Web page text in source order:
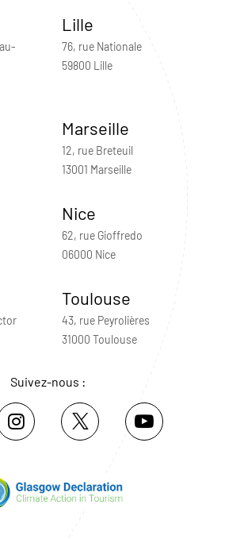
Lille
76, rue Nationale
59800 Lille
Marseille
12, rue Breteuil
13001 Marseille
Nice
62, rue Gioffredo
06000 Nice
Toulouse
43, rue Peyrolières
31000 Toulouse
Suivez-nous :